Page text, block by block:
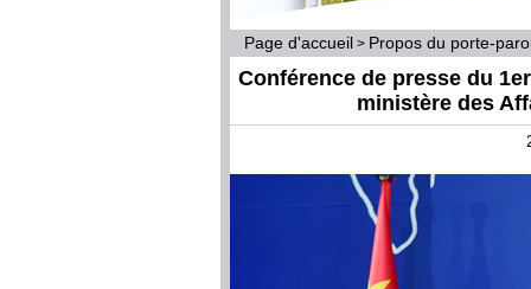
Page d'accueil > Propos du porte-
Conférence de presse du
ministère des